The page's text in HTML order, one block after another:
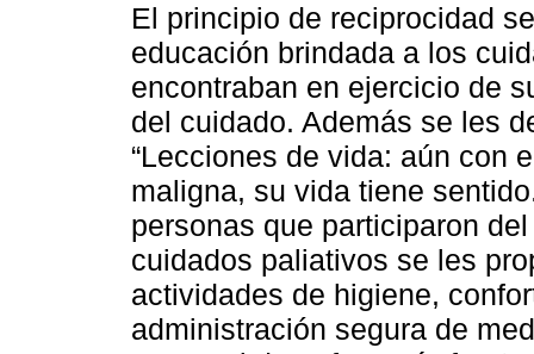
El principio de reciprocidad
educación brindada a los
encontraban en ejercicio de
del cuidado. Además se les
“Lecciones de vida: aún con
maligna, su vida tiene
personas que participaron
cuidados paliativos se les
actividades de higiene,
administración segura de